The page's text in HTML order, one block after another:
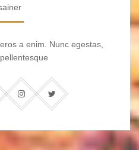
a enim. Nunc egestas,